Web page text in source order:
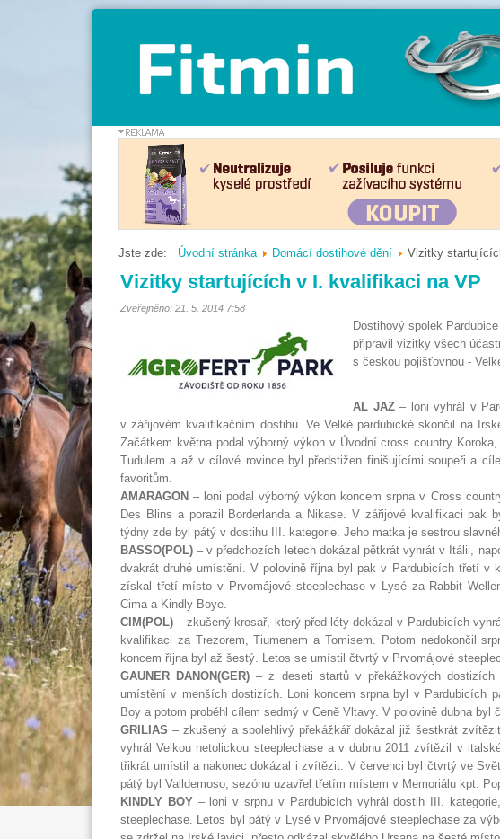
Jste zde: Úvodní stránka Domácí dostihové dění Vizitky
Vizitky startujících v I. kvalifikaci na VP
Zveřejněno: 21. 5. 2014 7:58
Dostihový spolek
připravil vizitky všech
s českou pojišťovnou -
AL JAZ– loni vyhrál v
v zářijovém kvalifikačním dostihu. Ve Velké pardubické skončil na
Začátkem května podal výborný výkon v Úvodní cross country
Tudulem a až v cílové rovince byl předstižen finišujícími soupeři a
favoritům.
AMARAGON – loni podal výborný výkon koncem srpna v Cross
Des Blins a porazil Borderlanda a Nikase. V zářijové kvalifikaci pak
týdny zde byl pátý v dostihu III. kategorie. Jeho matka je sestrou
BASSO(POL) – v předchozích letech dokázal pětkrát vyhrát v Itálii,
dvakrát druhé umístění. V polovině října byl pak v Pardubicích třetí v
získal třetí místo v Prvomájové steeplechase v Lysé za Rabbit
Cima a Kindly Boye.
CIM(POL) – zkušený krosař, který před léty dokázal v Pardubicích
kvalifikaci za Trezorem, Tiumenem a Tomisem. Potom nedokončil
koncem října byl až šestý. Letos se umístil čtvrtý v Prvomájové
GAUNER DANON(GER) – z deseti startů v překážkových
umístění v menších dostizích. Loni koncem srpna byl v Pardubicích
Boy a potom proběhl cílem sedmý v Ceně Vltavy. V polovině dubna byl
GRILIAS – zkušený a spolehlivý překážkář dokázal již šestkrát
vyhrál Velkou netolickou steeplechase a v dubnu 2011 zvítězil v
třikrát umístil a nakonec dokázal i zvítězit. V červenci byl čtvrtý ve
pátý byl Valldemoso, sezónu uzavřel třetím místem v Memoriálu kpt.
KINDLY BOY– loni v srpnu v Pardubicích vyhrál dostih III.
steeplechase. Letos byl pátý v Lysé v Prvomájové steeplechase za